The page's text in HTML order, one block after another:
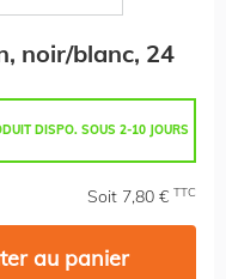
noir/blanc, 24
DISPO. SOUS 2-10 JOURS
Soit 7,80 € TTC
au panier